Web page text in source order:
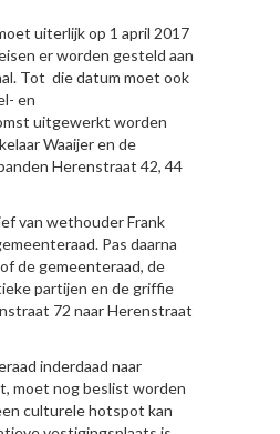
uiterlijk op 1 april 2017
er worden gesteld aan
Tot die datum moet ook
en
uitgewerkt worden
Waaijer en de
Herenstraat 42, 44
van wethouder Frank
Pas daarna
de gemeenteraad, de
partijen en de griffie
72 naar Herenstraat
inderdaad naar
moet nog beslist worden
culturele hotspot kan